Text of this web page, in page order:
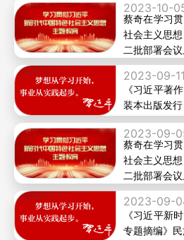
蔡奇在学习
社会主义思
二批部署会议上强调 总结
教育有效做法和成
教育科学谋划
2023-10-
《习近平著
装本出版发行
2023-09-11
蔡奇在学习
社会主义思
二批部署会议上强调 总结
教育有效做法和成
教育科学谋划
2023-09-
《习近平新
专题摘编》
2023-09-